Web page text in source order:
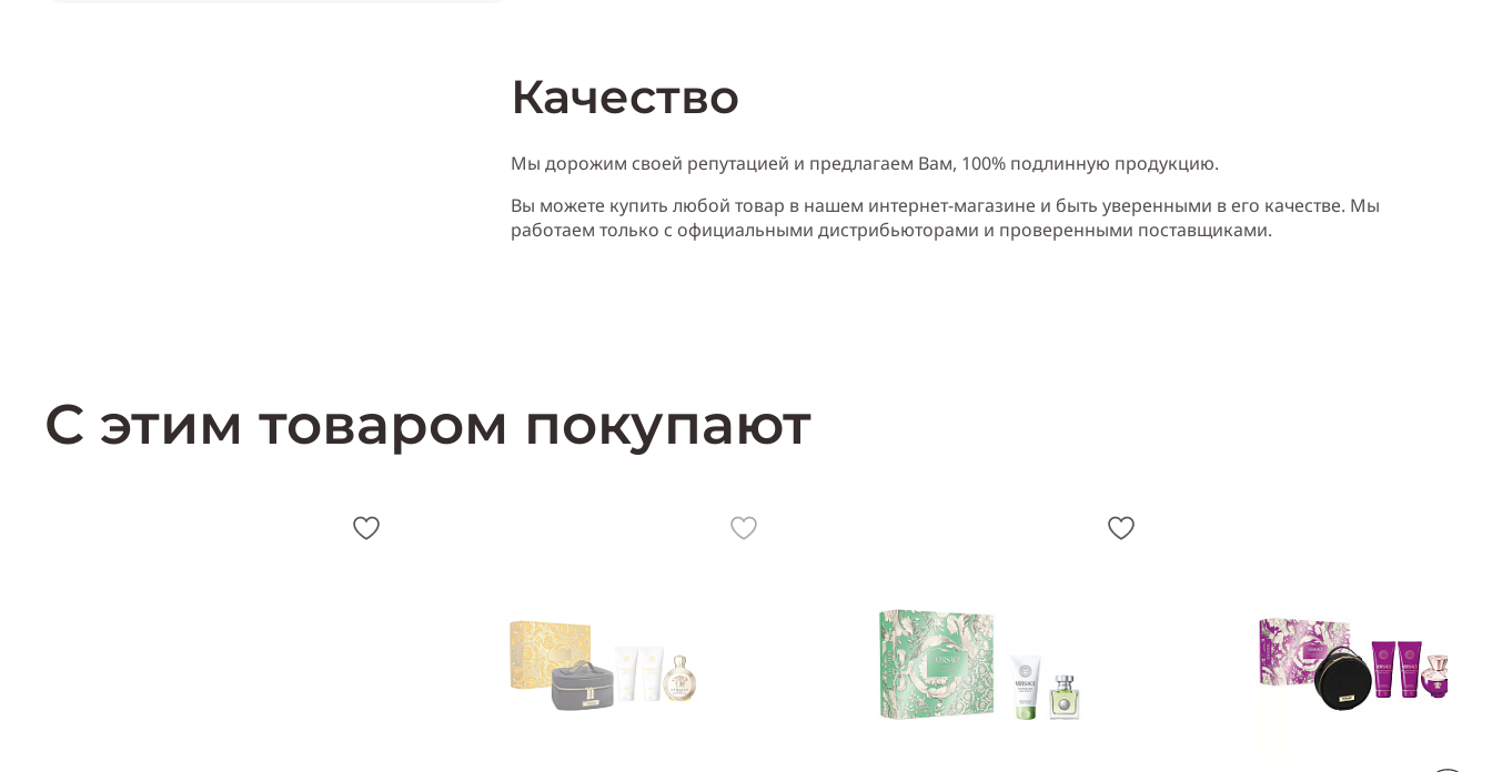
Качество
Мы дорожим своей репутацией и предлагаем Вам, 100% подлинную продукцию.
Вы можете купить любой товар в нашем интернет-магазине и быть уверенными в его качестве. Мы
работаем только с официальными дистрибьюторами и проверенными поставщиками.
С этим товаром покупают